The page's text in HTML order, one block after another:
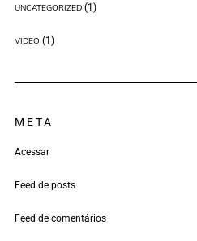
UNCATEGORIZED(1)
VIDEO (1)
META
Acessar
Feed de posts
Feed de comentários